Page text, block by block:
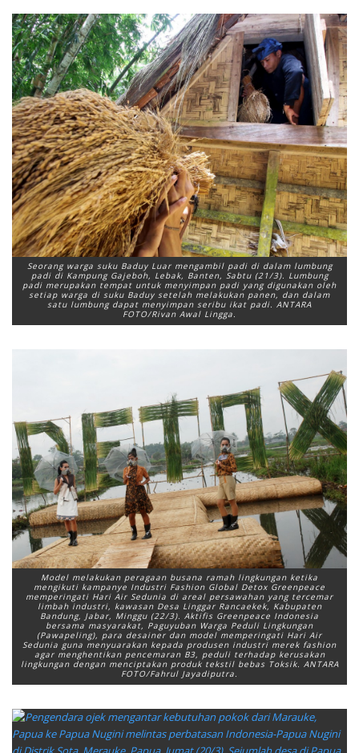
Seorang warga suku Baduy Luar mengambil padi di dalam lumbung
padi di Kampung Gajeboh, Lebak, Banten, Sabtu (21/3). Lumbung
padi merupakan tempat untuk menyimpan padi yang digunakan oleh
setiap warga di suku Baduy setelah melakukan panen, dan dalam
satu lumbung dapat menyimpan seribu ikat padi. ANTARA
FOTO/Rivan Awal Lingga.
Model melakukan peragaan busana ramah lingkungan ketika
mengikuti kampanye Industri Fashion Global Detox Greenpeace
memperingati Hari Air Sedunia di areal persawahan yang tercemar
limbah industri, kawasan Desa Linggar Rancaekek, Kabupaten
Bandung, Jabar, Minggu (22/3). Aktifis Greenpeace Indonesia
bersama masyarakat, Paguyuban Warga Peduli Lingkungan
(Pawapeling), para desainer dan model memperingati Hari Air
Sedunia guna menyuarakan kepada produsen industri merek fashion
agar menghentikan pencemaran B3, peduli terhadap kerusakan
lingkungan dengan menciptakan produk tekstil bebas Toksik. ANTARA
FOTO/Fahrul Jayadiputra.